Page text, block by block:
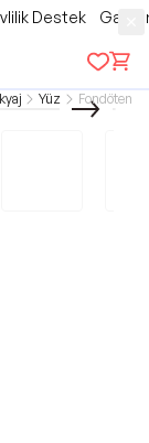
Destek
Yüz Fondöten